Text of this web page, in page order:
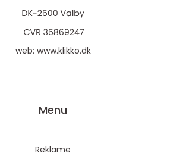
web: www.klikko.dk
Menu
Reklame